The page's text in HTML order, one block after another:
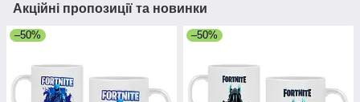
Акційні пропозиції та новинки
–50% –50%